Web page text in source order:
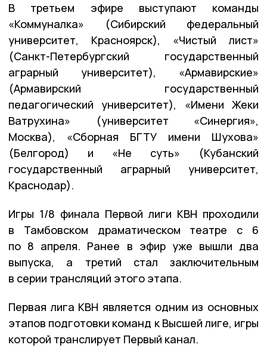
В третьем эфире выступают команды
«Коммуналка» (Сибирский федеральный
университет, Красноярск), «Чистый лист»
(Санкт-Петербургский государственный
аграрный университет), «Армавирские»
(Армавирский государственный
педагогический университет), «Имени Жеки
Ватрухина» (университет «Синергия»,
Москва), «Сборная БГТУ имени Шухова»
(Белгород) и «Не суть» (Кубанский
государственный аграрный университет,
Краснодар).
Игры 1/8 финала Первой лиги КВН проходили
в Тамбовском драматическом театре с 6
по 8 апреля. Ранее в эфир уже вышли два
выпуска, а третий стал заключительным
в серии трансляций этого этапа.
Первая лига КВН является одним из основных
этапов подготовки команд к Высшей лиге, игры
которой транслирует Первый канал.